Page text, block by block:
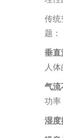
传
题：
垂直
人
气流
功率
湿度